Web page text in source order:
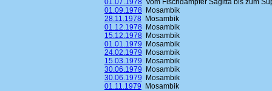
01.07.1978 Vom Fischdampfer Sagitta bis zum
01.09.1978 Mosambik
28.11.1978 Mosambik
01.12.1978 Mosambik
15.12.1978 Mosambik
01.01.1979 Mosambik
24.02.1979 Mosambik
15.03.1979 Mosambik
30.06.1979 Mosambik
30.06.1979 Mosambik
01.11.1979 Mosambik